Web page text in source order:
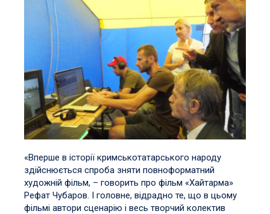
«Вперше в історії кримськотатарського народу
здійснюється спроба зняти повноформатний
художній фільм, – говорить про фільм «Хайтарма»
Рефат Чубаров. І головне, відрадно те, що в цьому
фільмі автори сценарію і весь творчий колектив